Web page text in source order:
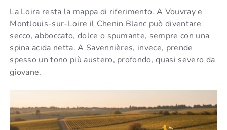
La Loira resta la mappa di riferimento. A Vouvray e
Montlouis-sur-Loire il Chenin Blanc può diventare
secco, abboccato, dolce o spumante, sempre con una
spina acida netta. A Savennières, invece, prende
spesso un tono più austero, profondo, quasi severo da
giovane.